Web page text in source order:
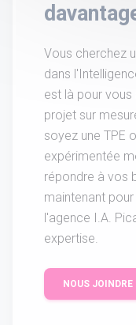
Vous cherchez
dans
est là pour
projet sur
soyez une TPE
expérimentée
répondre à vos
maintenant
l'agence I.A.
expertise.
NOUS JOINDRE